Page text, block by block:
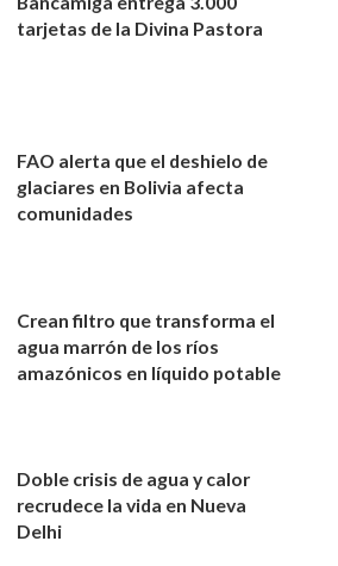
tarjetas de la Divina Pastora
FAO alerta que el deshielo de
glaciares en Bolivia afecta
comunidades
Crean filtro que transforma el
agua marrón de los ríos
amazónicos en líquido potable
Doble crisis de agua y calor
recrudece la vida en Nueva
Delhi